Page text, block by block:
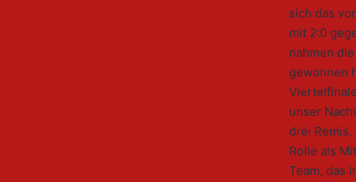
sich das
mit 2:0
nahmen
gewonnen
unser
drei
Rolle als
Team, das